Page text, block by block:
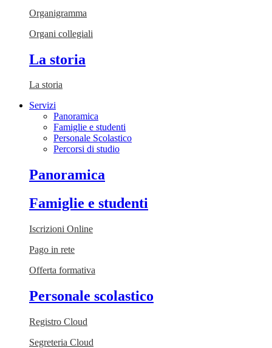
Organigramma
Organi collegiali
La storia
La storia
Servizi
Panoramica
Famiglie e studenti
Personale Scolastico
Percorsi di studio
Panoramica
Famiglie e studenti
Iscrizioni Online
Pago in rete
Offerta formativa
Personale scolastico
Registro Cloud
Segreteria Cloud